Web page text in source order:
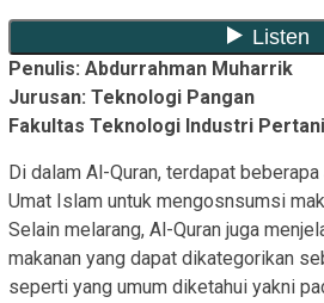
Penulis: Abdurrahman Muharrik
Jurusan: Teknologi Pangan
Fakultas Teknologi Industri
Di dalam Al-Quran, terdapat
Umat Islam untuk mengosnsumsi
Selain melarang, Al-Quran juga
makanan yang dapat dikategorikan
seperti yang umum diketahui yakni